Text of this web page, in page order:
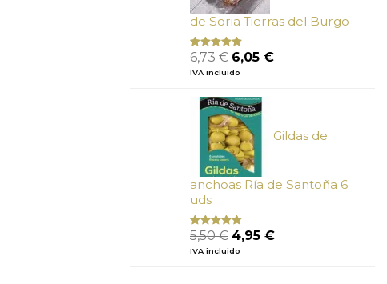
de Soria Tierras del Burgo
Valorado
con
de
5
6,73€ El
precio
era:
6,73 €.
6,05 €El
IVA incluido
Gildas de
anchoas Ría de Santoña 6
uds
Valorado
con
de 5
5,50€ El
precio
4,95 €El
IVA incluido